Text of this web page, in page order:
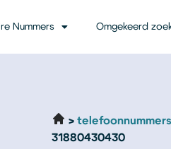
Nummers Omgekeerd
31880430430